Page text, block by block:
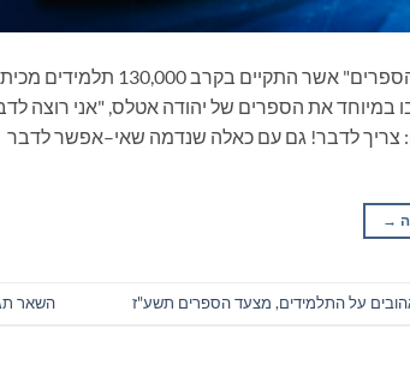
לקראת שבוע הספר, משרד החינוך מפרסם את תוצאות "מצעד הספרים" אשר התקיים בקרב
במיוחד את הספרים של יהודה אטלס, "אני רוצה
צריך לדבר! גם עם כאלה שנדמה שאי–אפשר לדבר
→
על התלמידים, מצעד הספרים תשע"ז השאר